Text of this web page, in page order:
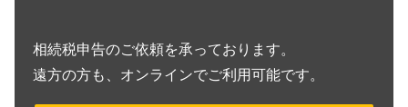
相続税申告のご依頼を承っております。
遠方の方も、オンラインでご利用可能です。